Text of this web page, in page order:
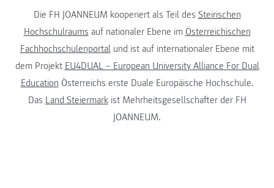
Die FH JOANNEUM kooperiert als Teil des Steirischen
Hochschulraums auf nationaler Ebene im Österreichischen
Fachhochschulenportalund ist auf internationaler Ebene mit
dem Projekt EU4DUAL – European University Alliance For Dual
Education Österreichs erste Duale Europäische Hochschule.
Das Land Steiermarkist Mehrheitsgesellschafter der FH
JOANNEUM.